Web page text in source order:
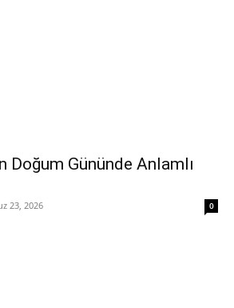
Doğum Gününde Anlamlı
23, 2026 0